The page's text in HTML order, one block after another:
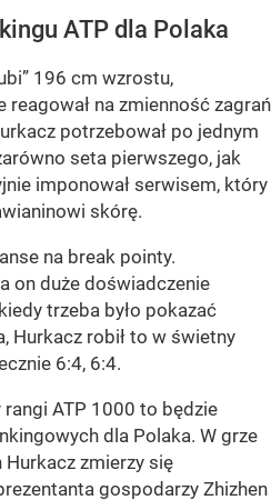
ATP dla Polaka
196 cm wzrostu,
reagował na zmienność zagrań
potrzebował po jednym
seta pierwszego, jak
imponował serwisem, który
skórę.
na break pointy.
on duże doświadczenie
trzeba było pokazać
Hurkacz robił to w świetny
6:4, 6:4.
ATP 1000 to będzie
dla Polaka. W grze
zmierzy się
gospodarzy Zhizhen